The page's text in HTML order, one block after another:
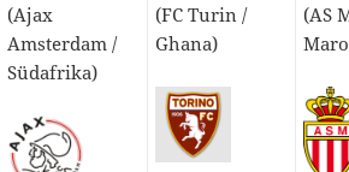
(Ajax
Amsterdam /
Südafrika)
(FC Turin /
Ghana)
(AS